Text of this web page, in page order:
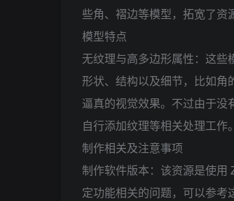
些角、褶边等模型，拓宽了资
模型特点
无纹理与高多边形属性：这
形状、结构以及细节，比如角
逼真的视觉效果。不过由于
自行添加纹理等相关处理工作。
制作相关及注意事项
制作软件版本：该资源是使用
定功能相关的问题，可以参